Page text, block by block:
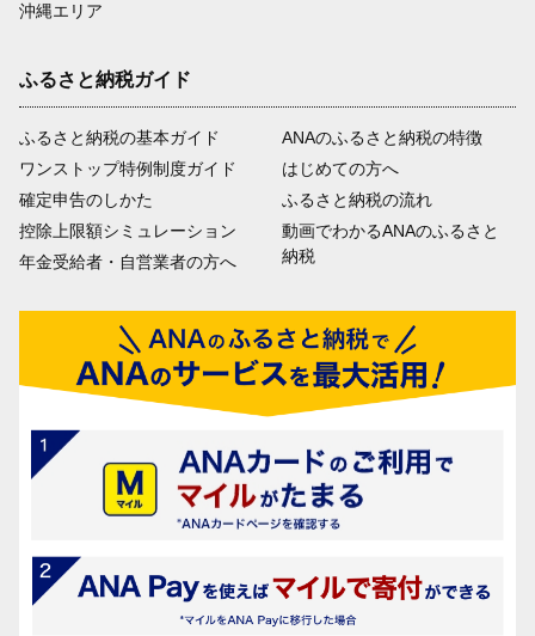
沖縄エリア
ふるさと納税ガイド
ふるさと納税の基本ガイド
ワンストップ特例制度ガイド
確定申告のしかた
控除上限額シミュレーション
年金受給者・自営業者の方へ
ANAのふるさと納税の特徴
はじめての方へ
ふるさと納税の流れ
動画でわかるANAのふるさと
納税